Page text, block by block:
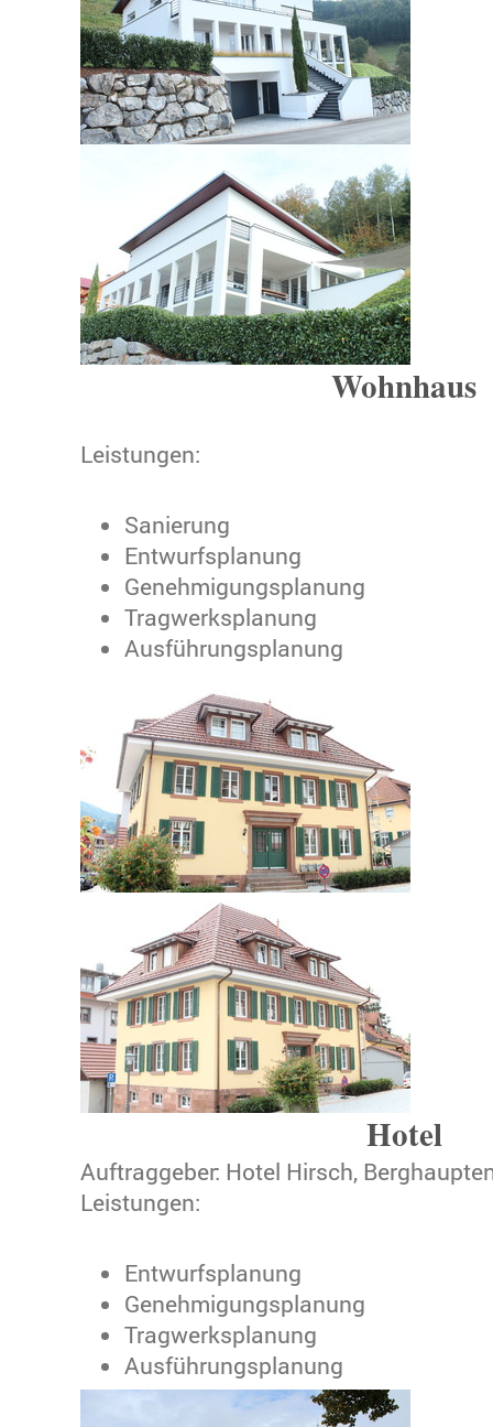
Wohnhaus
Leistungen:
Sanierung
Entwurfsplanung
Genehmigungsplanung
Tragwerksplanung
Ausführungsplanung
Hotel
Auftraggeber: Hotel Hirsch,
Leistungen:
Entwurfsplanung
Genehmigungsplanung
Tragwerksplanung
Ausführungsplanung